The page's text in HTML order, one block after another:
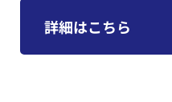
詳細はこちら